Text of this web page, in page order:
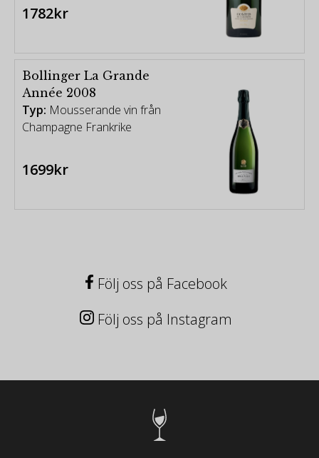
1782kr
Bollinger La Grande
Année 2008
Typ: Mousserande vin från
Champagne Frankrike
1699kr
Följ oss på Facebook
Följ oss på Instagram